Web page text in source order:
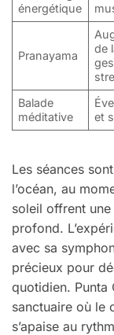
énergétique
Pranayama
de
Balade
méditative
et
Les séances
l’océan, au
soleil offrent
profond.
avec sa
précieux pour
quotidien. Punta
sanctuaire où le
s’apaise au